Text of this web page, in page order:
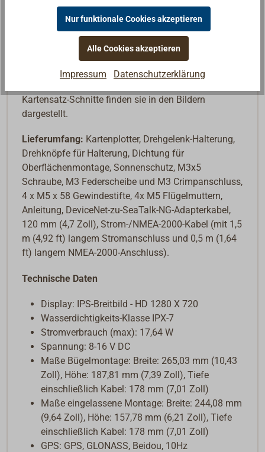
Als Bundle ist der AXIOM2 gegen einen kleinen
Aufpreis mit Lighthouse-Kartensätzen für
Nordeuropa, Westeuropa oder das Mittelmeer
erhältlich. Die Sätze sind dann deutlich günstiger als
Kartensatz-Schnitte finden sie in den Bildern
dargestellt.
Lieferumfang: Kartenplotter, Drehgelenk-Halterung,
Drehknöpfe für Halterung, Dichtung für
Oberflächenmontage, Sonnenschutz, M3x5
Schraube, M3 Federscheibe und M3 Crimpanschluss,
4 x M5 x 58 Gewindestifte, 4x M5 Flügelmuttern,
Anleitung, DeviceNet-zu-SeaTalk-NG-Adapterkabel,
120 mm (4,7 Zoll), Strom-/NMEA-2000-Kabel (mit 1,5
m (4,92 ft) langem Stromanschluss und 0,5 m (1,64
ft) langem NMEA-2000-Anschluss).
Technische Daten
Display: IPS-Breitbild - HD 1280 X 720
Wasserdichtigkeits-Klasse IPX-7
Stromverbrauch (max): 17,64 W
Spannung: 8-16 V DC
Maße Bügelmontage: Breite: 265,03 mm (10,43
Zoll), Höhe: 187,81 mm (7,39 Zoll), Tiefe
einschließlich Kabel: 178 mm (7,01 Zoll)
Maße eingelassene Montage: Breite: 244,08 mm
(9,64 Zoll), Höhe: 157,78 mm (6,21 Zoll), Tiefe
einschließlich Kabel: 178 mm (7,01 Zoll)
GPS: GPS, GLONASS, Beidou, 10Hz
Nur funktionale Cookies akzeptieren
Alle Cookies akzeptieren
Impressum Datenschutzerklärung